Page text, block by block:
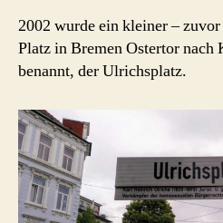
2002 wurde ein kleiner –
Platz in Bremen Ostertor
benannt, der Ulrichsplatz.